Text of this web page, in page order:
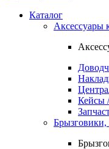
Каталог
Аксессуары
Кейсы